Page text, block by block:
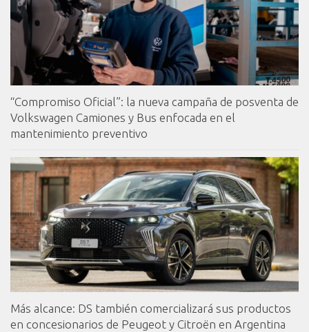
“Compromiso Oficial”: la nueva campaña de posventa de
Volkswagen Camiones y Bus enfocada en el
mantenimiento preventivo
Más alcance: DS también comercializará sus productos
en concesionarios de Peugeot y Citroën en Argentina